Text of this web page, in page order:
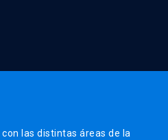
las distintas áreas de la